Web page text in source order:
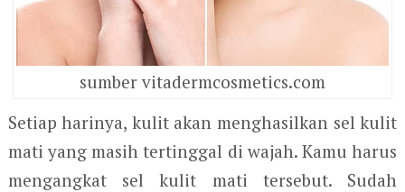
sumber vitadermcosmetics.com
Setiap harinya, kulit akan menghasilkan sel kulit
mati yang masih tertinggal di wajah. Kamu harus
mengangkat sel kulit mati tersebut. Sudah